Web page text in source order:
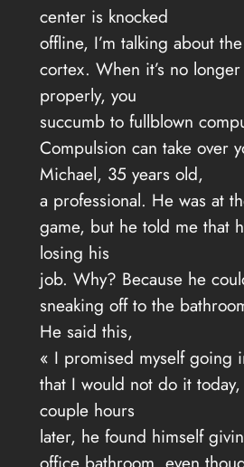
center is knocked
offline, I’m talking about
cortex. When it’s no
properly, you
succumb to fullblown
Compulsion can take over
Michael, 35 years old,
a professional. He was at
game, but he told me that
losing his
job. Why? Because he
sneaking off to the
He said this,
« I promised myself going
that I would not do it
couple hours
later, he found himself